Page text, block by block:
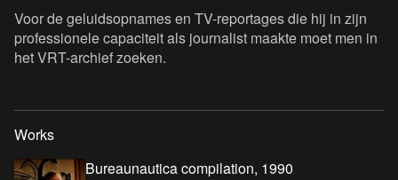
Voor de geluidsopnames en TV-reportages die hij in zijn
professionele capaciteit als journalist maakte moet men in
het VRT-archief zoeken.
Works
Bureaunautica compilation, 1990